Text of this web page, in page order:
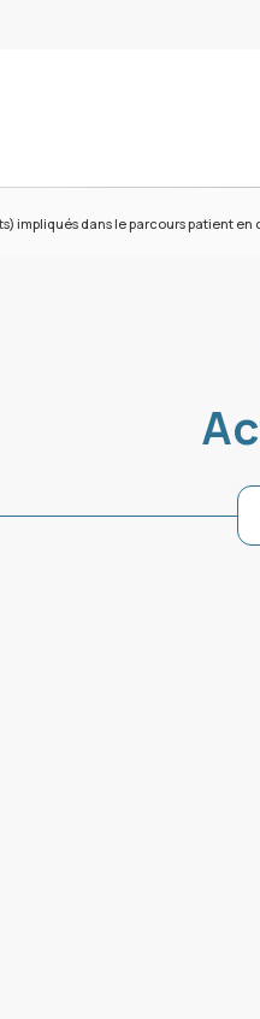
impliqués dans le parcours patient